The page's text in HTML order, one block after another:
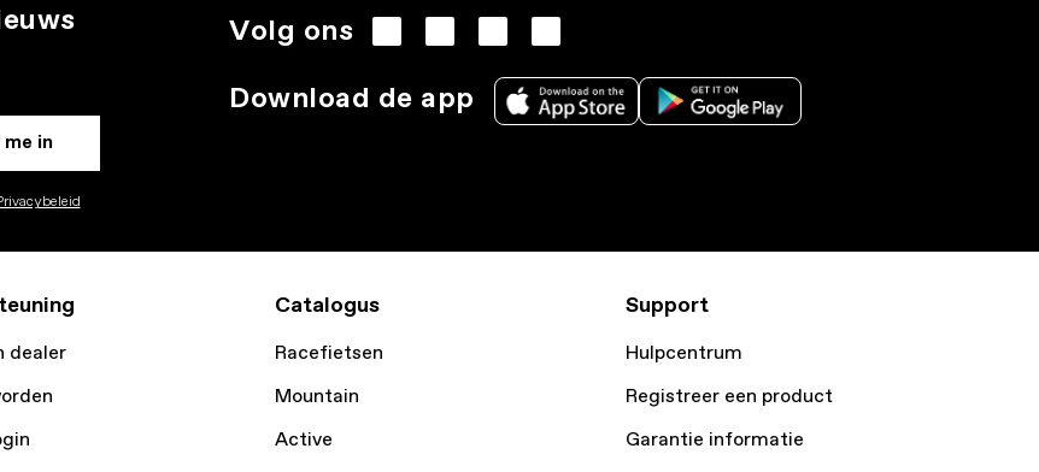
in
Volg ons
Download de app
dealer
Catalogus
Racefietsen
Mountain
Active
Support
Hulpcentrum
Registreer een product
Garantie informatie